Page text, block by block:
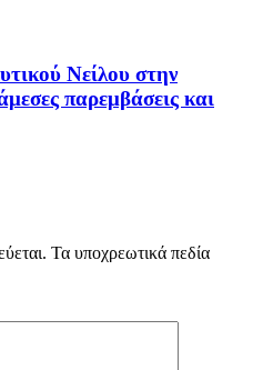
Νείλου στην
παρεμβάσεις και
Τα υποχρεωτικά πεδία